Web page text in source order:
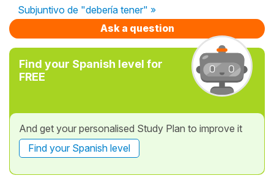
Subjuntivo de "debería tener" »
Ask a question
Find your Spanish level for
FREE
And get your personalised Study Plan to improve it
Find your Spanish level